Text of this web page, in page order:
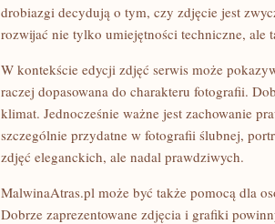
drobiazgi decydują o tym, czy zdjęcie jest
rozwijać nie tylko umiejętności techniczne, ale
W kontekście edycji zdjęć serwis może
raczej dopasowana do charakteru fotografii.
klimat. Jednocześnie ważne jest zachowanie
szczególnie przydatne w fotografii ślubnej,
zdjęć eleganckich, ale nadal prawdziwych.
MalwinaAtras.pl może być także pomocą dla
Dobrze zaprezentowane zdjęcia i grafiki